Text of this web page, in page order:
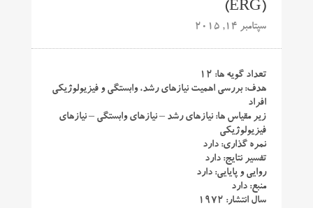
(ERG)
سپتامبر 14, 2015
تعداد گویه ها: ۱۲
هدف: بررسی اهمیت نیازهای رشد، وابستگی و فیزیولوژیکی
افراد
زیر مقیاس ها: نیازهای رشد – نیازهای وابستگی – نیازهای
فیزیولوژیکی
نمره گذاری: دارد
تفسیر نتایج: دارد
روایی و پایایی: دارد
منبع: دارد
سال انتشار: ۱۹۷۲